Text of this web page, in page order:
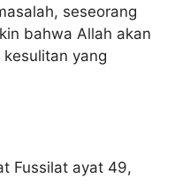
seseorang
bahwa Allah akan
yang
Fussilat ayat 49,